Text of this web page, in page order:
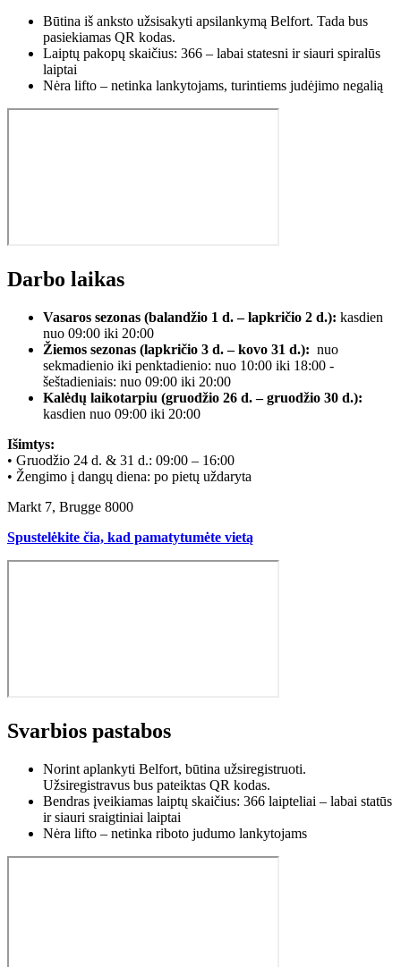
Būtina iš anksto užsisakyti apsilankymą Belfort. Tada bus
pasiekiamas QR kodas.
Laiptų pakopų skaičius: 366 – labai statesni ir siauri spiralūs
laiptai
Nėra lifto – netinka lankytojams, turintiems judėjimo negalią
Darbo laikas
Vasaros sezonas (balandžio 1 d. – lapkričio 2 d.): kasdien
nuo 09:00 iki 20:00
Žiemos sezonas (lapkričio 3 d. – kovo 31 d.): nuo
sekmadienio iki penktadienio: nuo 10:00 iki 18:00 -
šeštadieniais: nuo 09:00 iki 20:00
Kalėdų laikotarpiu (gruodžio 26 d. – gruodžio 30 d.):
kasdien nuo 09:00 iki 20:00
Išimtys:
• Gruodžio 24 d. & 31 d.: 09:00 – 16:00
• Žengimo į dangų diena: po pietų uždaryta
Markt 7, Brugge 8000
Spustelėkite čia, kad pamatytumėte vietą
Svarbios pastabos
Norint aplankyti Belfort, būtina užsiregistruoti.
Užsiregistravus bus pateiktas QR kodas.
Bendras įveikiamas laiptų skaičius: 366 laipteliai – labai statūs
ir siauri sraigtiniai laiptai
Nėra lifto – netinka riboto judumo lankytojams